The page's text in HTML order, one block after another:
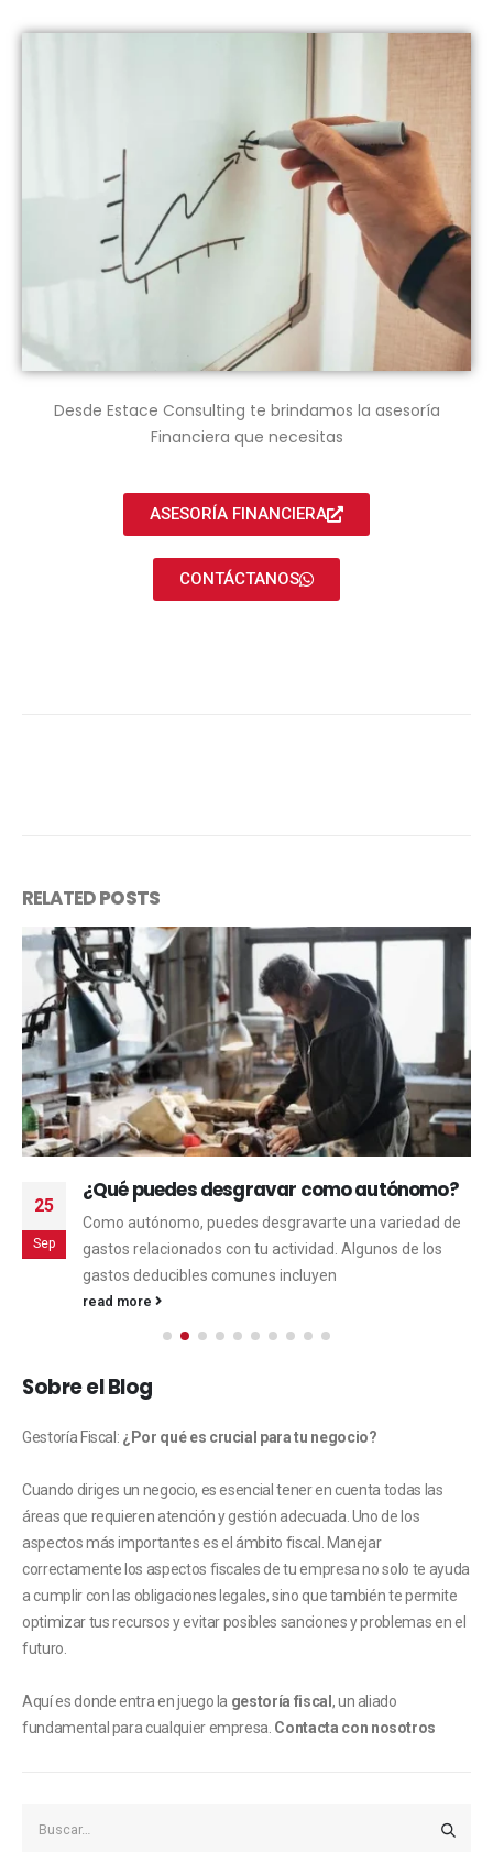
Desde Estace Consulting te brindamos la asesoría
Financiera que necesitas
ASESORÍA FINANCIERA
CONTÁCTANOS
RELATEDPOSTS
25
Sep
¿Qué puedes desgravar como autónomo?
Como autónomo, puedes desgravarte una variedad de
gastos relacionados con tu actividad. Algunos de los
gastos deducibles comunes incluyen
read more
Sobre el Blog
Gestoría Fiscal: ¿Por qué es crucial para tu negocio?
Cuando diriges un negocio, es esencial tener en cuenta todas las
áreas que requieren atención y gestión adecuada. Uno de los
aspectos más importantes es el ámbito fiscal. Manejar
correctamente los aspectos fiscales de tu empresa no solo te ayuda
a cumplir con las obligaciones legales, sino que también te permite
optimizar tus recursos y evitar posibles sanciones y problemas en el
futuro.
Aquí es donde entra en juego la gestoría fiscal , un aliado
fundamental para cualquier empresa. Contacta con nosotros